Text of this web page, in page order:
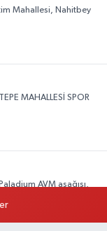
Mahallesi, Nahitbey
MAHALLESİ SPOR
AVM aşağısı,